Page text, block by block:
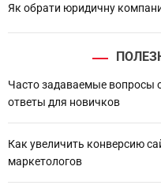
Як обрати юридичну
Часто задаваемые вопросы
ответы для новичков
Как увеличить конверсию
маркетологов